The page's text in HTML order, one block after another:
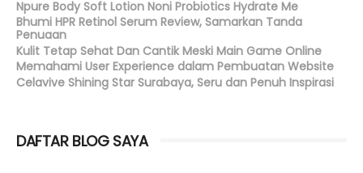
Npure Body Soft Lotion Noni Probiotics Hydrate Me
Bhumi HPR Retinol Serum Review, Samarkan Tanda
Penuaan
Kulit Tetap Sehat Dan Cantik Meski Main Game Online
Memahami User Experience dalam Pembuatan Website
Celavive Shining Star Surabaya, Seru dan Penuh Inspirasi
DAFTAR BLOG SAYA